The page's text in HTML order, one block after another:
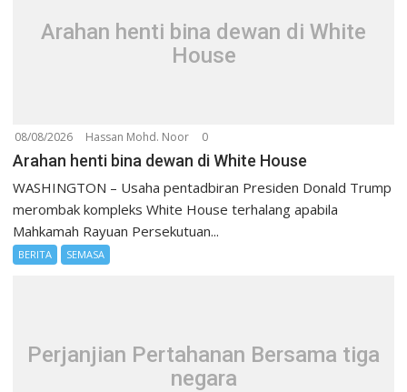
Arahan henti bina dewan di White
House
08/08/2026 Hassan Mohd. Noor 0
Arahan henti bina dewan di White House
WASHINGTON – Usaha pentadbiran Presiden Donald Trump
merombak kompleks White House terhalang apabila
Mahkamah Rayuan Persekutuan...
BERITA SEMASA
Perjanjian Pertahanan Bersama tiga
negara